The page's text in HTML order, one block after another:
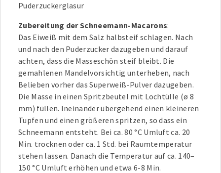
Puderzuckerglasur
Zubereitung der Schneemann-Macarons:
Das Eiweiß mit dem Salz halbsteif schlagen. Nach
und nach den Puderzucker dazugeben und darauf
achten, dass die Masseschön steif bleibt. Die
gemahlenen Mandelvorsichtig unterheben, nach
Belieben vorher das Superweiß-Pulver dazugeben.
Die Masse in einen Spritzbeutel mit Lochtülle (ø 8
mm) füllen. Ineinander übergehend einen kleineren
Tupfen und einen größeren spritzen, so dass ein
Schneemann entsteht. Bei ca. 80 °C Umluft ca. 20
Min. trocknen oder ca. 1 Std. bei Raumtemperatur
stehen lassen. Danach die Temperatur auf ca. 140–
150 °C Umluft erhöhen und etwa 6-8 Min.